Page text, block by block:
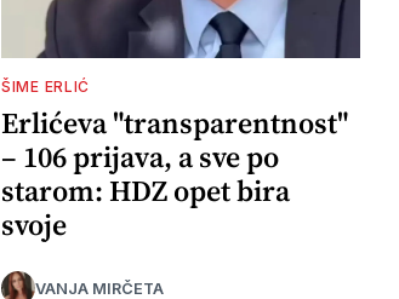
ŠIME ERLIĆ
Erlićeva "transparentnost"
– 106 prijava, a sve po
starom: HDZ opet bira
svoje
VANJA MIRČETA